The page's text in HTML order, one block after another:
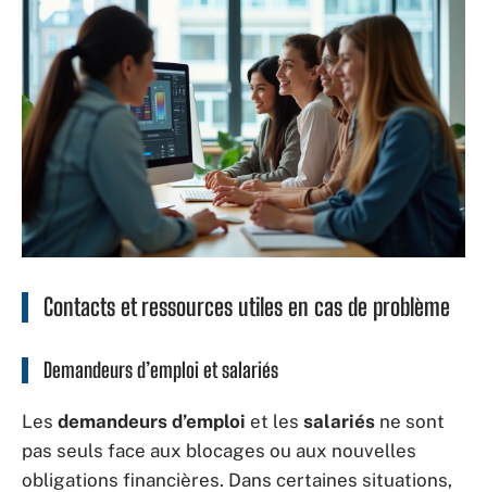
Contacts et ressources utiles en cas de problème
Demandeurs d’emploi et salariés
Les demandeurs d’emploi et les salariés ne sont
pas seuls face aux blocages ou aux nouvelles
obligations financières. Dans certaines situations,